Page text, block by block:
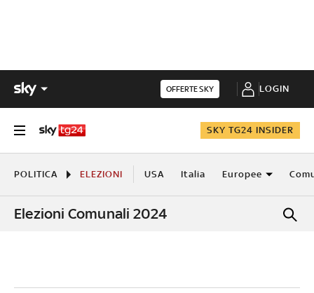
OFFERTE SKY LOGIN
SKY TG24 INSIDER
POLITICA ELEZIONI USA Italia Europee
Elezioni Comunali 2024